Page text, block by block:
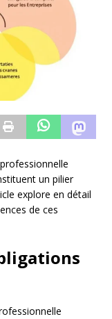
un pilier
explore en détail
de ces